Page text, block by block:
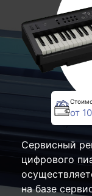
от
Сервисный
цифрового
на базе